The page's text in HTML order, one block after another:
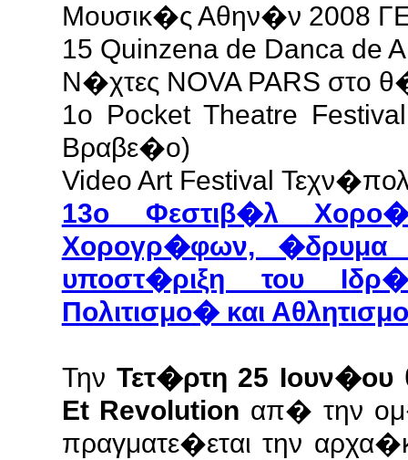
Μουσικ�ς Αθην�ν 2008
15 Quinzena de Danca de
Ν�χτες NOVA PARS στο
1ο Pocket Theatre
Βραβε�ο)
Video Art Festival
13ο Φεστιβ�λ
Χορογρ�φων, �δρυμα
υποστ�ριξη του
Πολιτισμο� και
Την Τετ�ρτη 25 Ιουν�ου
Et Revolution απ� την
πραγματε�εται την